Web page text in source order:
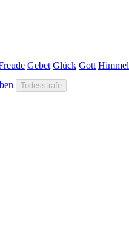
Gebet Glück Gott Himmel
Todesstrafe